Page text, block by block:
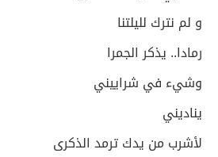
و لم نترك لليلتنا
رمادا.. يذكر الجمرا
وشيء في شراييني
يناديني
لأشرب من يدك ترمد الذكرى